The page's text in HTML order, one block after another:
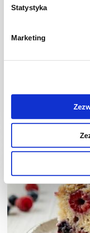
Statystyka
Marketing
Ciasto
1 dzień